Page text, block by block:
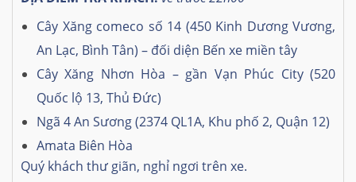
Cây Xăng comeco số 14 (450 Kinh Dương Vương,
An Lạc, Bình Tân) – đối diện Bến xe miền tây
Cây Xăng Nhơn Hòa – gần Vạn Phúc City (520
Quốc lộ 13, Thủ Đức)
Ngã 4 An Sương (2374 QL1A, Khu phố 2, Quận 12)
Amata Biên Hòa
Quý khách thư giãn, nghỉ ngơi trên xe.